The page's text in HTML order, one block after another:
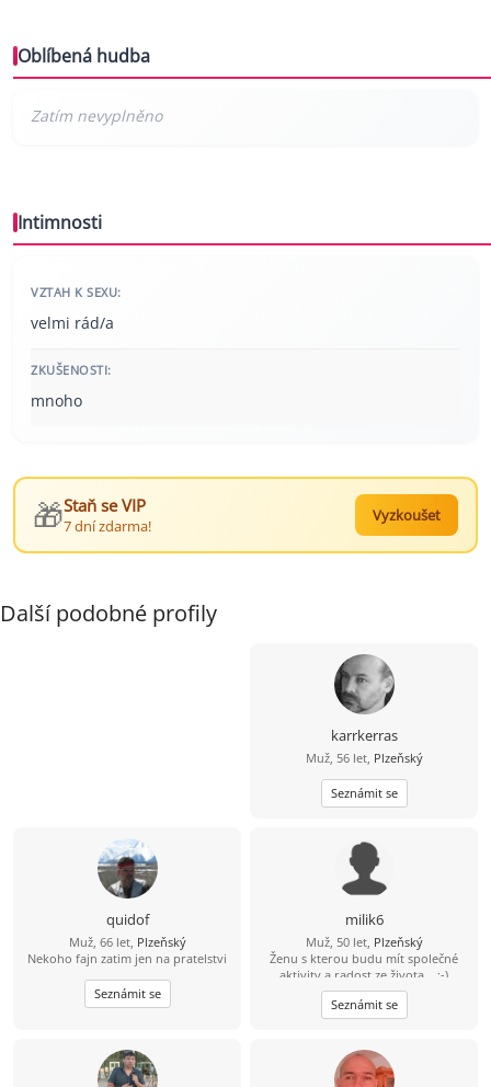
Oblíbená hudba
Intimnosti
VZTAH K SEXU:
velmi rád/a
ZKUŠENOSTI:
mnoho
🎁Staň se VIP
7 dní zdarma!
Vyzkoušet
Další podobné profily
karrkerras
Muž, 56 let, Plzeňský
Seznámit se
quidof
Muž, 66 let, Plzeňský
Nekoho fajn zatim jen na pratelstvi
Seznámit se
milik6
Muž, 50 let, Plzeňský
Ženu s kterou budu mít společné
aktivity a radost ze života... :-)
Seznámit se